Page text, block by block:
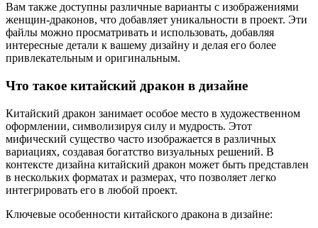
Вам также доступны различные варианты с изображениями
женщин-драконов, что добавляет уникальности в проект. Эти
файлы можно просматривать и использовать, добавляя
интересные детали к вашему дизайну и делая его более
привлекательным и оригинальным.
Что такое китайский дракон в дизайне
Китайский дракон занимает особое место в художественном
оформлении, символизируя силу и мудрость. Этот
мифический существо часто изображается в различных
вариациях, создавая богатство визуальных решений. В
контексте дизайна китайский дракон может быть представлен
в нескольких форматах и размерах, что позволяет легко
интегрировать его в любой проект.
Ключевые особенности китайского дракона в дизайне: